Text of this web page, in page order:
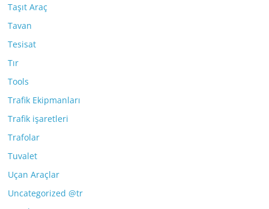
Taşıt Araç
Tavan
Tesisat
Tır
Tools
Trafik Ekipmanları
Trafik işaretleri
Trafolar
Tuvalet
Uçan Araçlar
Uncategorized @tr